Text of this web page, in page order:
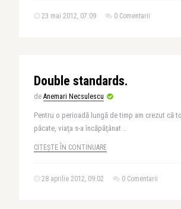
23 mai 2012, 07:09 0 Comentarii
Double standards.
de Anemari Necsulescu
Pentru o perioadă lungă de timp am crezut că
păcate, viaţa s-a încăpăţânat ..
CITEȘTE ÎN CONTINUARE
28 aprilie 2012, 09:02 0 Comentarii